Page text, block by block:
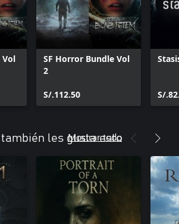
Vol
SF Horror Bundle Vol
2
S/.112.50 S/
les gusta esto
Mostrar todo